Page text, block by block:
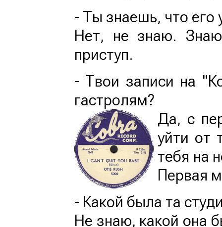
- Ты знаешь, что его
Нет, не знаю. Знаю
приступ.
- Твои записи на
гастролям?
Да, с
уйти от
тебя на
Первая
- Какой была та
Не знаю, какой она